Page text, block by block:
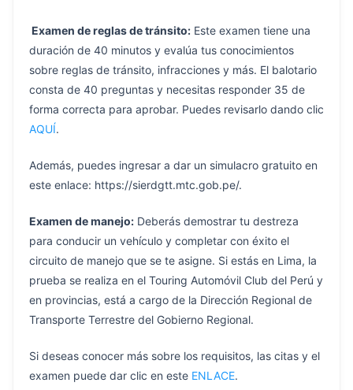
Examen de reglas de tránsito: Este examen tiene una
duración de 40 minutos y evalúa tus conocimientos
sobre reglas de tránsito, infracciones y más. El balotario
consta de 40 preguntas y necesitas responder 35 de
forma correcta para aprobar. Puedes revisarlo dando clic
AQUÍ.
Además, puedes ingresar a dar un simulacro gratuito en
este enlace: https://sierdgtt.mtc.gob.pe/.
Examen de manejo: Deberás demostrar tu destreza
para conducir un vehículo y completar con éxito el
circuito de manejo que se te asigne. Si estás en Lima, la
prueba se realiza en el Touring Automóvil Club del Perú y
en provincias, está a cargo de la Dirección Regional de
Transporte Terrestre del Gobierno Regional.
Si deseas conocer más sobre los requisitos, las citas y el
examen puede dar clic en este ENLACE.